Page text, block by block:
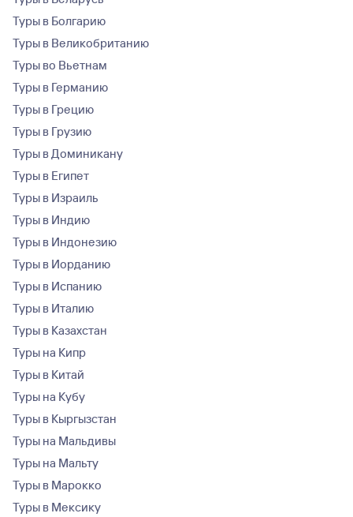
Туры в Болгарию
Туры в Великобританию
Туры во Вьетнам
Туры в Германию
Туры в Грецию
Туры в Грузию
Туры в Доминикану
Туры в Египет
Туры в Израиль
Туры в Индию
Туры в Индонезию
Туры в Иорданию
Туры в Испанию
Туры в Италию
Туры в Казахстан
Туры на Кипр
Туры в Китай
Туры на Кубу
Туры в Кыргызстан
Туры на Мальдивы
Туры на Мальту
Туры в Марокко
Туры в Мексику